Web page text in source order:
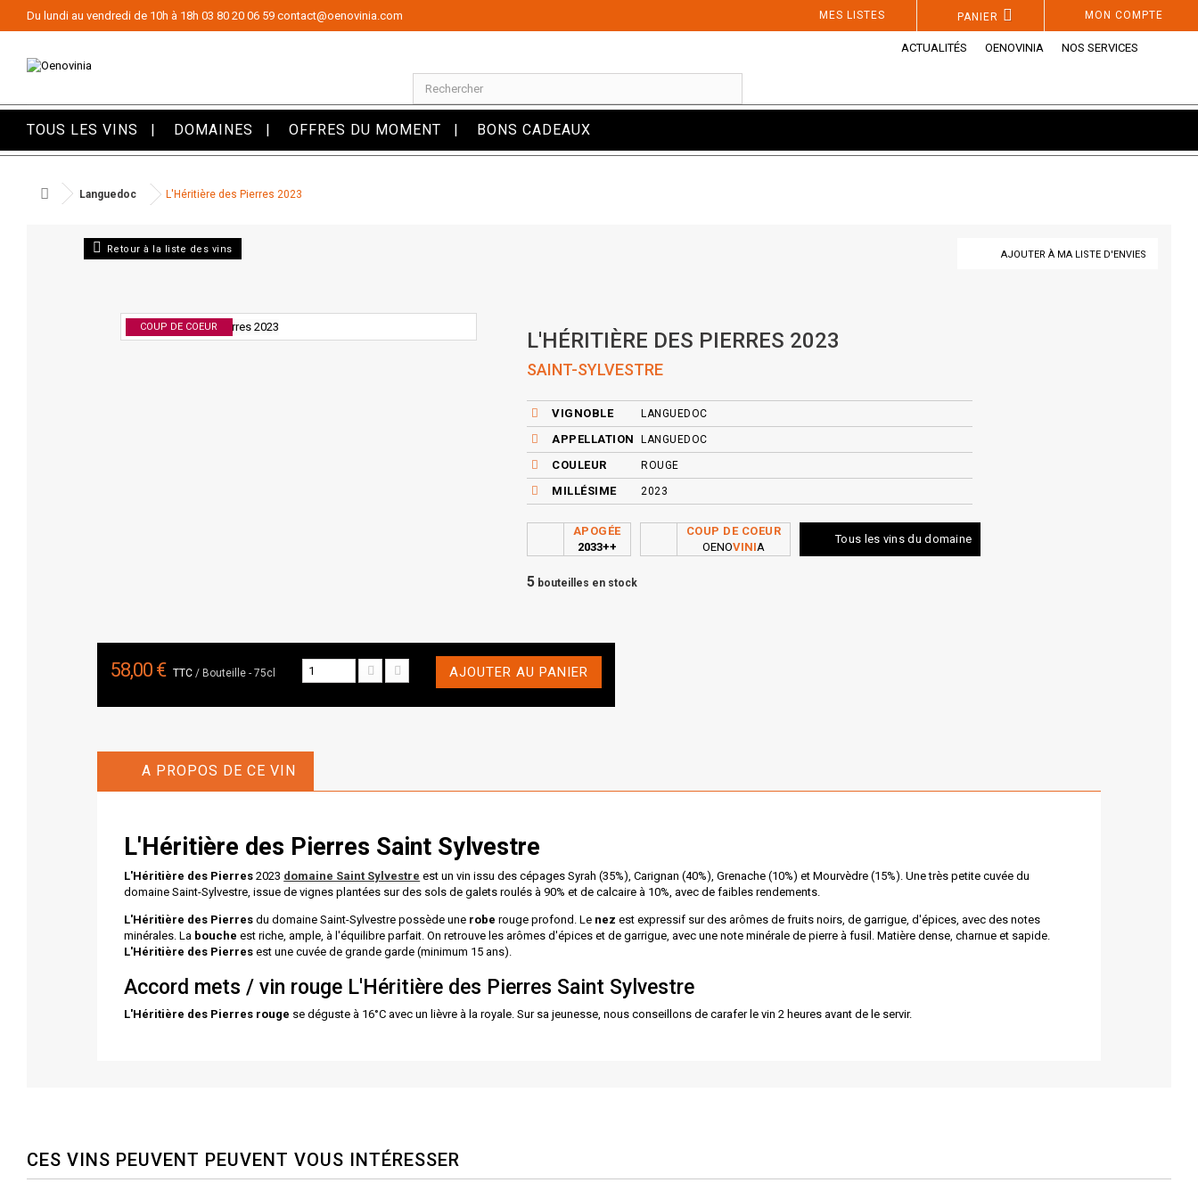
MON COMPTE
PANIER
MES LISTES
Du lundi au vendredi de 10h à 18h 03 80 20 06 59 contact@oenovinia.com
ACTUALITÉS OENOVINIA NOS SERVICES
TOUS LES VINS DOMAINES OFFRES DU MOMENT BONS CADEAUX
Languedoc L'Héritière des Pierres 2023
AJOUTER À MA LISTE D'ENVIES
Retour à la liste des vins
COUP DE COEUR
L'HÉRITIÈRE DES PIERRES 2023
SAINT-SYLVESTRE
VIGNOBLE LANGUEDOC
APPELLATION LANGUEDOC
COULEUR ROUGE
MILLÉSIME 2023
APOGÉE
2033++
COUP DE COEUR
OENOVINIA
Tous les vins du domaine
5 bouteilles en stock
58,00 € TTC / Bouteille - 75cl AJOUTER AU PANIER
A PROPOS DE CE VIN
L'Héritière des Pierres Saint Sylvestre
L'Héritière des Pierres 2023 domaine Saint Sylvestre est un vin issu des cépages Syrah (35%), Carignan (40%), Grenache (10%) et Mourvèdre (15%). Une très petite cuvée du
domaine Saint-Sylvestre, issue de vignes plantées sur des sols de galets roulés à 90% et de calcaire à 10%, avec de faibles rendements.
L'Héritière des Pierres du domaine Saint-Sylvestre possède une roberouge profond. Le nez est expressif sur des arômes de fruits noirs, de garrigue, d'épices, avec des notes
minérales. La bouche est riche, ample, à l'équilibre parfait. On retrouve les arômes d'épices et de garrigue, avec une note minérale de pierre à fusil. Matière dense, charnue et sapide.
L'Héritière des Pierres est une cuvée de grande garde (minimum 15 ans).
Accord mets / vin rouge L'Héritière des Pierres Saint Sylvestre
L'Héritière des Pierres rouge se déguste à 16°C avec un lièvre à la royale. Sur sa jeunesse, nous conseillons de carafer le vin 2 heures avant de le servir.
CES VINS PEUVENT PEUVENT VOUS INTÉRESSER
Panneau de gestion des cookies